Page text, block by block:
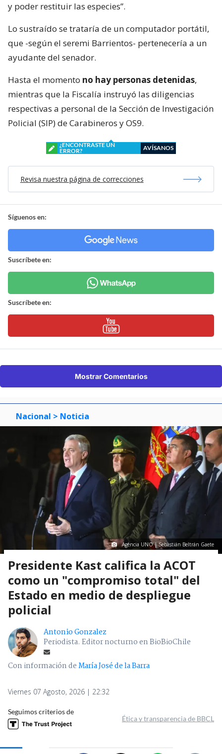
y poder restituir las especies”.
Lo sustraído se trataría de un computador portátil,
que -según el seremi Barrientos- pertenecería a un
ayudante del senador.
Hasta el momento no hay personas detenidas,
mientras que la Fiscalía instruyó las diligencias
respectivas a personal de la Sección de Investigación
Policial (SIP) de Carabineros y OS9.
¿ENCONTRASTE UN
ERROR?
AVÍSANOS
Revisa nuestra página de correcciones
Síguenos en:
Suscríbete en:
Suscríbete en:
Mostrar Comentarios
Nacional > Noticia
Agencia UNO | Sebastián Beltrán Gaete
Presidente Kast califica la ACOT
como un "compromiso total" del
Estado en medio de despliegue
policial
Antonio Gonzalez
Periodista. Editor nocturno en BioBioChile
Con información deMaría José de la Barra
Viernes 07 Agosto, 2026 | 22:32
Seguimos criterios de
Ética y transparencia de BBCL